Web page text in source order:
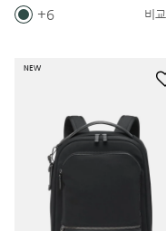
6 비교
NEW